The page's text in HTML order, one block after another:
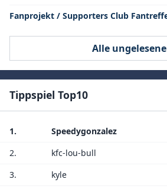
Fanprojekt / Supporters Club
Alle
Tippspiel Top10
1. Speedygonzalez
2.
kfc-lou-bull
3.
kyle